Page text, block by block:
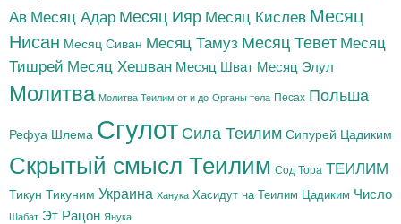
Ав Месяц Адар Месяц Ияр Месяц Кислев Месяц
Нисан Месяц Сиван Месяц Тамуз Месяц Тевет Месяц
Тишрей Месяц Хешван Месяц Шват Месяц Элул
Молитва Молитва Теилим от и до Органы тела Песах Польша
Рефуа Шлема Сгулот Сила Теилим Сипурей Цадиким
Скрытый смысл Теилим Сод Тора ТЕИЛИМ
Тикун Тикуним Украина Ханука Хасидут на Теилим Цадиким Число
Шабат Эт Рацон Янука